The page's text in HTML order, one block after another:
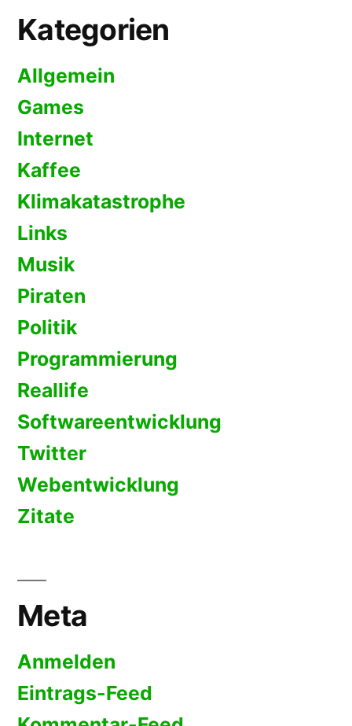
Kategorien
Allgemein
Games
Internet
Kaffee
Klimakatastrophe
Links
Musik
Piraten
Politik
Programmierung
Reallife
Softwareentwicklung
Twitter
Webentwicklung
Zitate
Meta
Anmelden
Eintrags-Feed